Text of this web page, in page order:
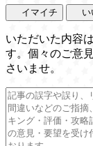
イマイチ い
いただいた内容
す。個々のご意
さいませ。